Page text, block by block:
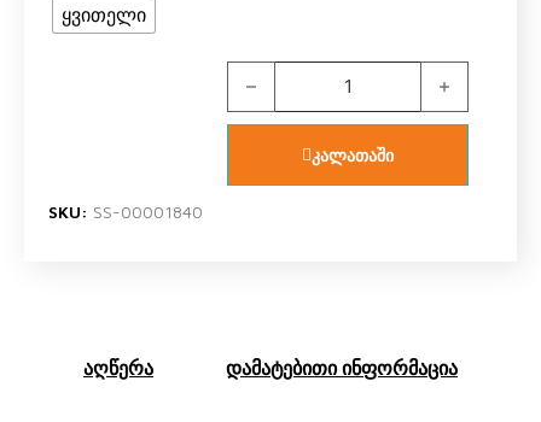
ყვითელი
US POLO ASSN 1363 V2 ბიჭის
კალათაში
SKU: SS-00001840
აღწერა დამატებითი ინფორმაცია